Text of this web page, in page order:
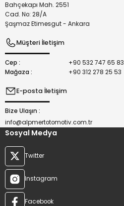
Bahçekapı Mah. 2551
Cad. No: 28/A
Şaşmaz Etimesgut - Ankara
Müşteri İletişim
Cep :
+90 532 747 65 83
Mağaza :
+90 312 278 25 53
E-posta İletişim
Bize Ulaşın :
info@alpmertotomotiv.com.tr
Sosyal Medya
Twitter
Instagram
Facebook